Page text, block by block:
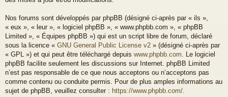
Nos forums sont développés par phpBB (désigné ci-après par « ils »,
« eux », « leur », « logiciel phpBB », « www.phpbb.com », « phpBB
Limited », « Équipes phpBB ») qui est un script libre de forum, déclaré
sous la licence « GNU General Public License v2 » (désigné ci-après par
« GPL ») et qui peut être téléchargé depuis www.phpbb.com . Le logiciel
phpBB facilite seulement les discussions sur Internet. phpBB Limited
n’est pas responsable de ce que nous acceptons ou n’acceptons pas
comme contenu ou conduite permis. Pour de plus amples informations au
sujet de phpBB, veuillez consulter : https://www.phpbb.com/